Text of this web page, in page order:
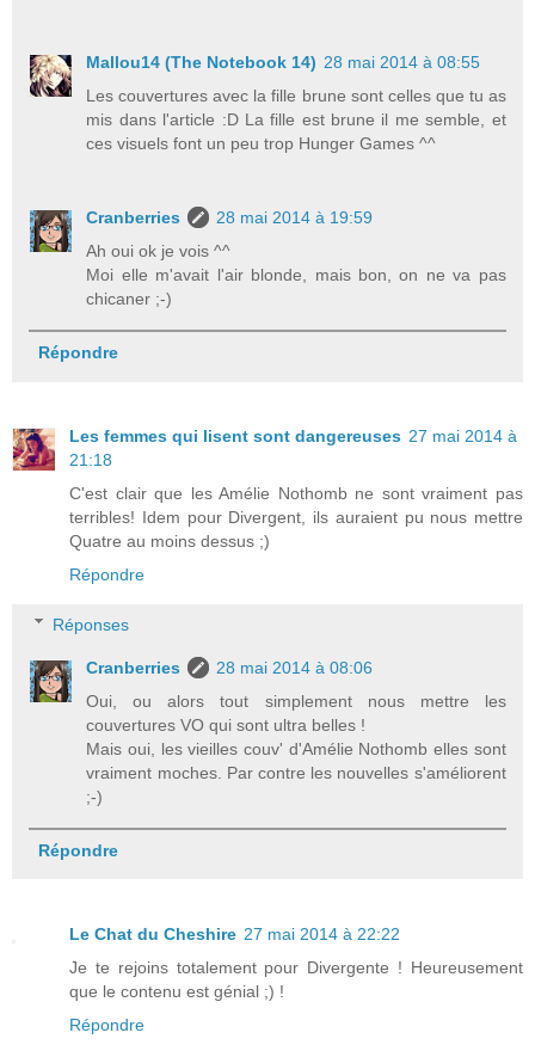
Mallou14 (The Notebook 14) 28 mai 2014 à 08:55
Les couvertures avec la fille brune sont celles que tu as
mis dans l'article :D La fille est brune il me semble, et
ces visuels font un peu trop Hunger Games ^^
Cranberries
28 mai 2014 à 19:59
Ah oui ok je vois ^^
Moi elle m'avait l'air blonde, mais bon, on ne va pas
chicaner ;-)
Répondre
Les femmes qui lisent sont dangereuses 27 mai 2014 à
21:18
C'est clair que les Amélie Nothomb ne sont vraiment pas
terribles! Idem pour Divergent, ils auraient pu nous mettre
Quatre au moins dessus ;)
Répondre
Réponses
Cranberries
28 mai 2014 à 08:06
Oui, ou alors tout simplement nous mettre les
couvertures VO qui sont ultra belles !
Mais oui, les vieilles couv' d'Amélie Nothomb elles sont
vraiment moches. Par contre les nouvelles s'améliorent
;-)
Répondre
Le Chat du Cheshire 27 mai 2014 à 22:22
Je te rejoins totalement pour Divergente ! Heureusement
que le contenu est génial ;) !
Répondre